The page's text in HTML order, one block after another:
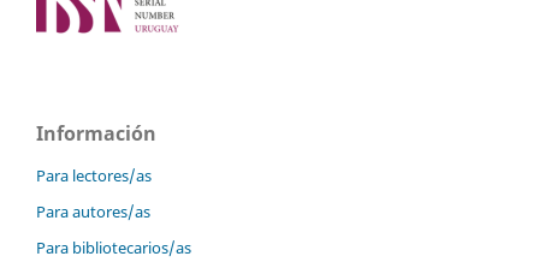
Información
Para lectores/as
Para autores/as
Para bibliotecarios/as